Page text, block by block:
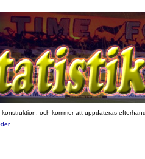
och kommer att uppdateras